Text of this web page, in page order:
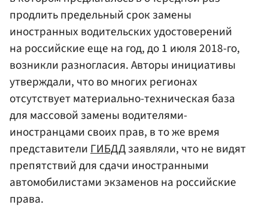
продлить предельный срок замены
иностранных водительских удостоверений
на российские еще на год, до 1 июля 2018-го,
возникли разногласия. Авторы инициативы
утверждали, что во многих регионах
отсутствует материально-техническая база
для массовой замены водителями-
иностранцами своих прав, в то же время
представителиГИБДДзаявляли, что не видят
препятствий для сдачи иностранными
автомобилистами экзаменов на российские
права.